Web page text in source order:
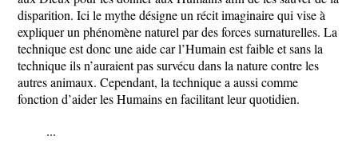
disparition. Ici le mythe désigne un récit imaginaire qui vise à
expliquer un phénomène naturel par des forces surnaturelles. La
technique est donc une aide car l’Humain est faible et sans la
technique ils n’auraient pas survécu dans la nature contre les
autres animaux. Cependant, la technique a aussi comme
fonction d’aider les Humains en facilitant leur quotidien.
...